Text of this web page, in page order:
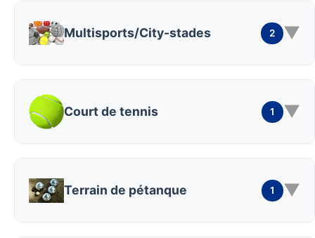
Multisports/City-stades 2 ▼
Court de tennis 1 ▼
Terrain de pétanque 1 ▼